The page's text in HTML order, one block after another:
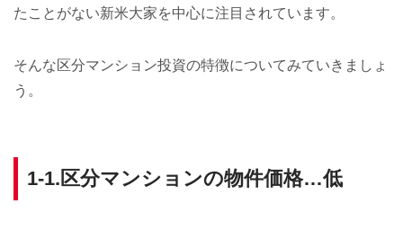
たことがない新米大家を中心に注目されています。
そんな区分マンション投資の特徴についてみていきましょ
う。
1-1.区分マンションの物件価格…低